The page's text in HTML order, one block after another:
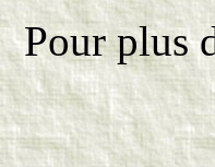
Pour plus